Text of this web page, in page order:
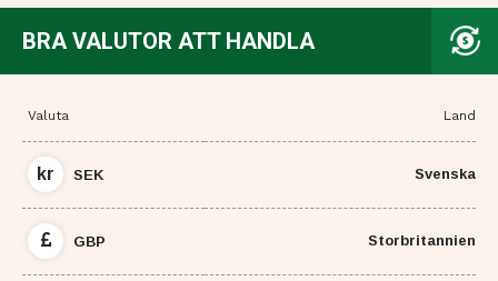
BRA VALUTOR ATT HANDLA
Valuta Land
kr SEK Svenska
GBP Storbritannien